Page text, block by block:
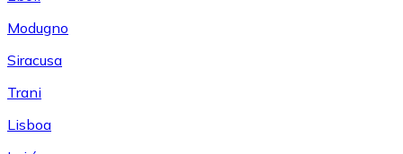
Modugno
Siracusa
Trani
Lisboa